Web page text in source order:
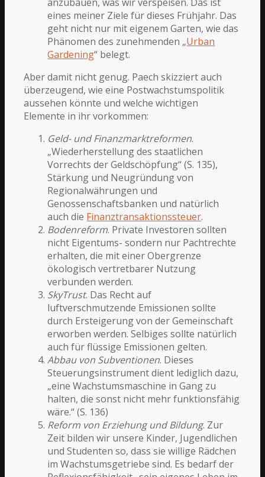
eines meiner Ziele für dieses Frühjahr. Das
geht nicht nur mit eigenem Garten, wie das
Phänomen des zunehmenden „Urban
Gardening“ belegt.
Aber damit nicht genug. Paech skizziert auch
überzeugend, wie eine Postwachstumspolitik
aussehen könnte und welche wichtigen
Elemente in ihr vorkommen:
Geld- und Finanzmarktreformen.
„Wiederherstellung des staatlichen
Vorrechts der Geldschöpfung“ (S. 135),
Stärkung und Neugründung von
Regionalwährungen und
Genossenschaftsbanken und natürlich
auch die Finanztransaktionssteuer.
Bodenreform. Private Investoren sollten
nicht Eigentums- sondern nur Pachtrechte
erhalten, die mit einer Obergrenze
ökologisch vertretbarer Nutzung
verbunden werden.
SkyTrust. Das Recht auf
luftverschmutzende Emissionen sollte
durch Ersteigerung von der Gemeinschaft
erworben werden. Selbiges sollte natürlich
auch für flüssige Emissionen gelten.
Abbau von Subventionen. Dieses
Steuerungsinstrument dient lediglich dazu,
„eine Wachstumsmaschine in Gang zu
halten, die sonst nicht mehr funktionsfähig
wäre.“ (S. 136)
Reform von Erziehung und Bildung. Zur
Zeit bilden wir unsere Kinder, Jugendlichen
und Studenten so, dass sie willige Rädchen
im Wachstumsgetriebe sind. Es bedarf der